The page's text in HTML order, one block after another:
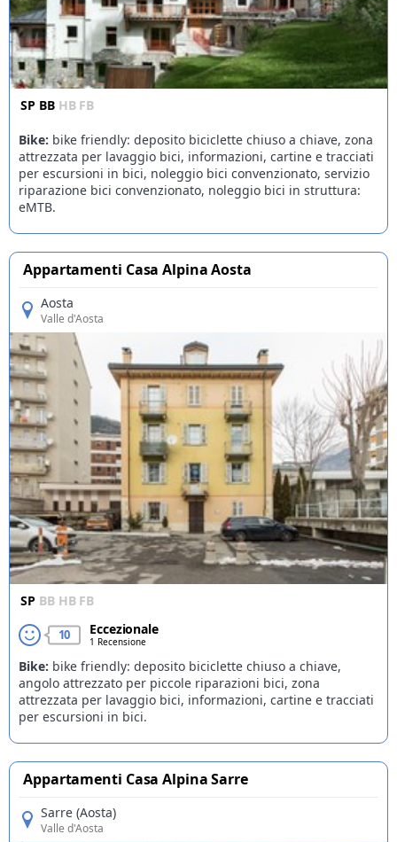
SP BB HB FB
Bike: bike friendly: deposito biciclette chiuso a chiave, zona
attrezzata per lavaggio bici, informazioni, cartine e tracciati
per escursioni in bici, noleggio bici convenzionato, servizio
riparazione bici convenzionato, noleggio bici in struttura:
eMTB.
Appartamenti Casa Alpina Aosta
Aosta
Valle d'Aosta
SP BB HB FB
10 Eccezionale
1 Recensione
Bike: bike friendly: deposito biciclette chiuso a chiave,
angolo attrezzato per piccole riparazioni bici, zona
attrezzata per lavaggio bici, informazioni, cartine e tracciati
per escursioni in bici.
Appartamenti Casa Alpina Sarre
Sarre (Aosta)
Valle d'Aosta